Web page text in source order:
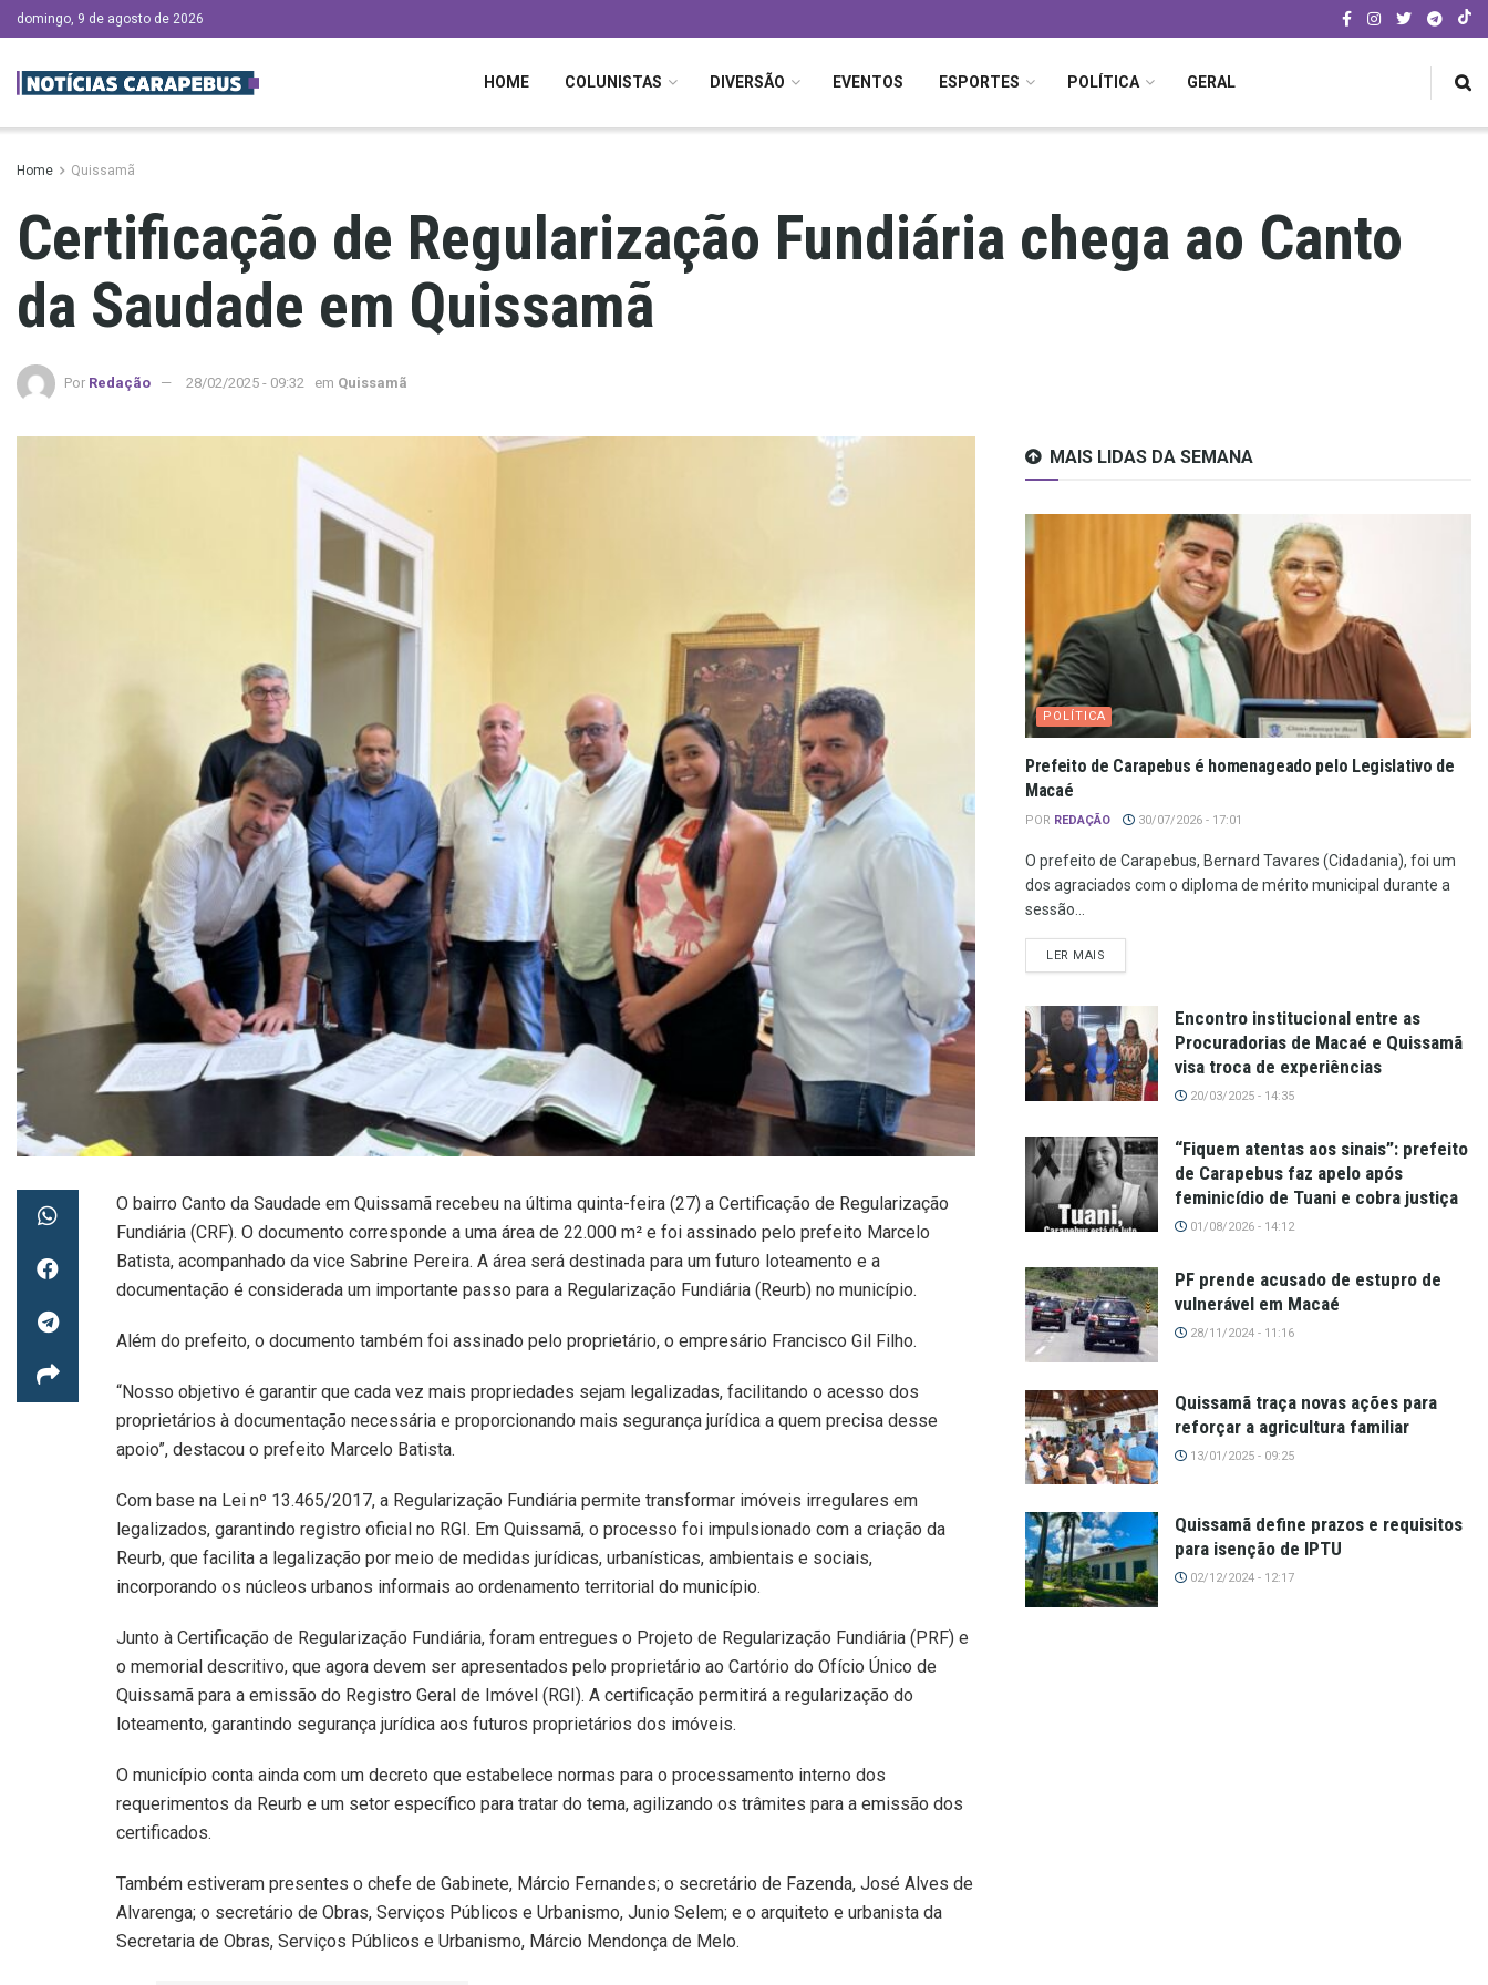
domingo, 9 de agosto de 2026
HOME COLUNISTAS DIVERSÃO EVENTOS ESPORTES POLÍTICA GERAL
Home Quissamã
Certificação de Regularização Fundiária chega ao Canto
da Saudade em Quissamã
Por Redação 28/02/2025 - 09:32 em Quissamã
O bairro Canto da Saudade em Quissamã recebeu na última quinta-feira (27) a Certificação de Regularização
Fundiária (CRF). O documento corresponde a uma área de 22.000 m² e foi assinado pelo prefeito Marcelo
Batista, acompanhado da vice Sabrine Pereira. A área será destinada para um futuro loteamento e a
documentação é considerada um importante passo para a Regularização Fundiária (Reurb) no município.
Além do prefeito, o documento também foi assinado pelo proprietário, o empresário Francisco Gil Filho.
“Nosso objetivo é garantir que cada vez mais propriedades sejam legalizadas, facilitando o acesso dos
proprietários à documentação necessária e proporcionando mais segurança jurídica a quem precisa desse
apoio”, destacou o prefeito Marcelo Batista.
Com base na Lei nº 13.465/2017, a Regularização Fundiária permite transformar imóveis irregulares em
legalizados, garantindo registro oficial no RGI. Em Quissamã, o processo foi impulsionado com a criação da
Reurb, que facilita a legalização por meio de medidas jurídicas, urbanísticas, ambientais e sociais,
incorporando os núcleos urbanos informais ao ordenamento territorial do município.
Junto à Certificação de Regularização Fundiária, foram entregues o Projeto de Regularização Fundiária (PRF) e
o memorial descritivo, que agora devem ser apresentados pelo proprietário ao Cartório do Ofício Único de
Quissamã para a emissão do Registro Geral de Imóvel (RGI). A certificação permitirá a regularização do
loteamento, garantindo segurança jurídica aos futuros proprietários dos imóveis.
O município conta ainda com um decreto que estabelece normas para o processamento interno dos
requerimentos da Reurb e um setor específico para tratar do tema, agilizando os trâmites para a emissão dos
certificados.
Também estiveram presentes o chefe de Gabinete, Márcio Fernandes; o secretário de Fazenda, José Alves de
Alvarenga; o secretário de Obras, Serviços Públicos e Urbanismo, Junio Selem; e o arquiteto e urbanista da
Secretaria de Obras, Serviços Públicos e Urbanismo, Márcio Mendonça de Melo.
MAIS LIDAS DA SEMANA
POLÍTICA
Prefeito de Carapebus é homenageado pelo Legislativo de
Macaé
POR REDAÇÃO 30/07/2026 - 17:01
O prefeito de Carapebus, Bernard Tavares (Cidadania), foi um
dos agraciados com o diploma de mérito municipal durante a
sessão...
LER MAIS
Encontro institucional entre as
Procuradorias de Macaé e Quissamã
visa troca de experiências
20/03/2025 - 14:35
“Fiquem atentas aos sinais”: prefeito
de Carapebus faz apelo após
feminicídio de Tuani e cobra justiça
01/08/2026 - 14:12
PF prende acusado de estupro de
vulnerável em Macaé
28/11/2024 - 11:16
Quissamã traça novas ações para
reforçar a agricultura familiar
13/01/2025 - 09:25
Quissamã define prazos e requisitos
para isenção de IPTU
02/12/2024 - 12:17